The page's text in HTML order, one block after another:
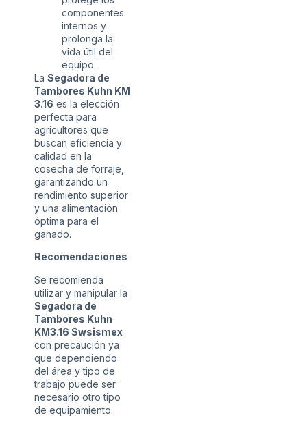
componentes
internos y
prolonga la
vida útil del
equipo.
La Segadora de
Tambores Kuhn KM
3.16 es la elección
perfecta para
agricultores que
buscan eficiencia y
calidad en la
cosecha de forraje,
garantizando un
rendimiento superior
y una alimentación
óptima para el
ganado.
Recomendaciones
Se recomienda
utilizar y manipular la
Segadora de
Tambores Kuhn
KM3.16 Swsismex
con precaución ya
que dependiendo
del área y tipo de
trabajo puede ser
necesario otro tipo
de equipamiento.